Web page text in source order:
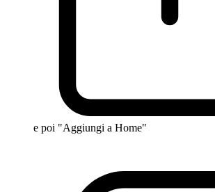
e poi "Aggiungi a Home"